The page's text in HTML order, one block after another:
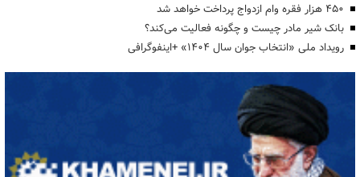
۴۵۰ هزار فقره وام ازدواج پرداخت خواهد شد
بانک شیر مادر چیست و چگونه فعالیت می‌کند؟
رویداد ملی «انتخاب جوان سال ۱۴۰۴» +اینفوگرافی